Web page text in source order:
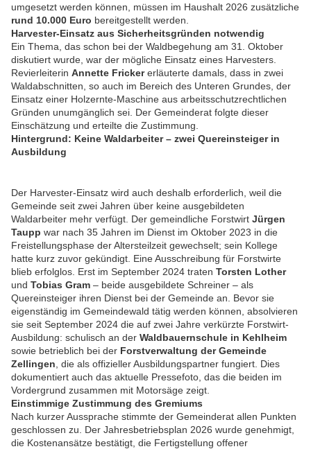
umgesetzt werden können, müssen im Haushalt 2026 zusätzliche
rund 10.000 Euro bereitgestellt werden.
Harvester-Einsatz aus Sicherheitsgründen notwendig
Ein Thema, das schon bei der Waldbegehung am 31. Oktober
diskutiert wurde, war der mögliche Einsatz eines Harvesters.
Revierleiterin Annette Frickererläuterte damals, dass in zwei
Waldabschnitten, so auch im Bereich des Unteren Grundes, der
Einsatz einer Holzernte-Maschine aus arbeitsschutzrechtlichen
Gründen unumgänglich sei. Der Gemeinderat folgte dieser
Einschätzung und erteilte die Zustimmung.
Hintergrund: Keine Waldarbeiter – zwei Quereinsteiger in
Ausbildung
Der Harvester-Einsatz wird auch deshalb erforderlich, weil die
Gemeinde seit zwei Jahren über keine ausgebildeten
Waldarbeiter mehr verfügt. Der gemeindliche Forstwirt Jürgen
Taupp war nach 35 Jahren im Dienst im Oktober 2023 in die
Freistellungsphase der Altersteilzeit gewechselt; sein Kollege
hatte kurz zuvor gekündigt. Eine Ausschreibung für Forstwirte
blieb erfolglos. Erst im September 2024 traten Torsten Lother
und Tobias Gram – beide ausgebildete Schreiner – als
Quereinsteiger ihren Dienst bei der Gemeinde an. Bevor sie
eigenständig im Gemeindewald tätig werden können, absolvieren
sie seit September 2024 die auf zwei Jahre verkürzte Forstwirt-
Ausbildung: schulisch an der Waldbauernschule in Kehlheim
sowie betrieblich bei der Forstverwaltung der Gemeinde
Zellingen , die als offizieller Ausbildungspartner fungiert. Dies
dokumentiert auch das aktuelle Pressefoto, das die beiden im
Vordergrund zusammen mit Motorsäge zeigt.
Einstimmige Zustimmung des Gremiums
Nach kurzer Aussprache stimmte der Gemeinderat allen Punkten
geschlossen zu. Der Jahresbetriebsplan 2026 wurde genehmigt,
die Kostenansätze bestätigt, die Fertigstellung offener